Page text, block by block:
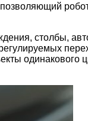
столбы,
одинакового